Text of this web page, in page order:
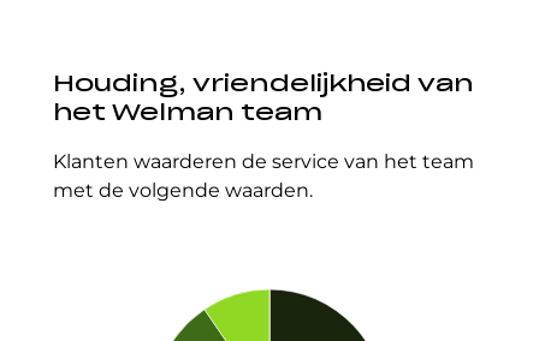
Houding, vriendelijkheid van
het Welman team
Klanten waarderen de service van het team
met de volgende waarden.